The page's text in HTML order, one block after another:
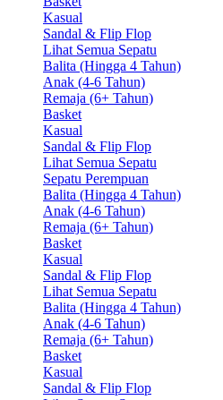
Kasual
Sandal & Flip Flop
Lihat Semua Sepatu
Balita (Hingga 4 Tahun)
Anak (4-6 Tahun)
Remaja (6+ Tahun)
Basket
Kasual
Sandal & Flip Flop
Lihat Semua Sepatu
Sepatu Perempuan
Balita (Hingga 4 Tahun)
Anak (4-6 Tahun)
Remaja (6+ Tahun)
Basket
Kasual
Sandal & Flip Flop
Lihat Semua Sepatu
Balita (Hingga 4 Tahun)
Anak (4-6 Tahun)
Remaja (6+ Tahun)
Basket
Kasual
Sandal & Flip Flop